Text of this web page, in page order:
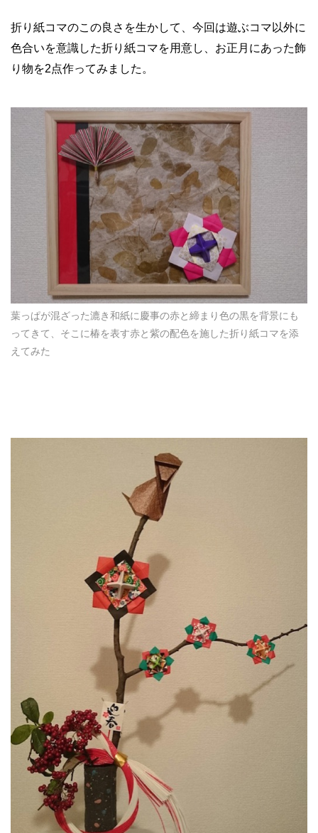
折り紙コマのこの良さを生かして、今回は遊ぶコマ以外に
色合いを意識した折り紙コマを用意し、お正月にあった飾
り物を2点作ってみました。
葉っぱが混ざった漉き和紙に慶事の赤と締まり色の黒を背景にも
ってきて、そこに椿を表す赤と紫の配色を施した折り紙コマを添
えてみた